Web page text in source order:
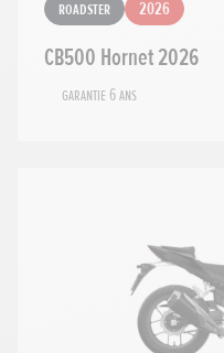
Roadster 2026
CB500 Hornet 2026
Garantie 6 ans